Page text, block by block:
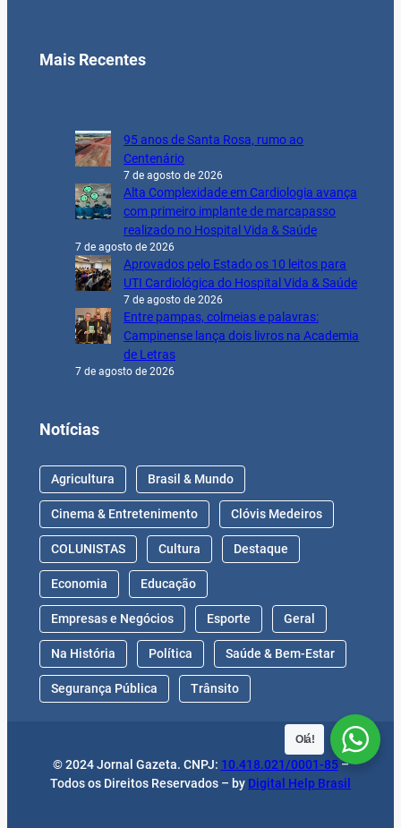
Mais Recentes
95 anos de Santa Rosa, rumo ao
Centenário
7 de agosto de 2026
Alta Complexidade em Cardiologia avança
com primeiro implante de marcapasso
realizado no Hospital Vida & Saúde
7 de agosto de 2026
Aprovados pelo Estado os 10 leitos para
UTI Cardiológica do Hospital Vida & Saúde
7 de agosto de 2026
Entre pampas, colmeias e palavras:
Campinense lança dois livros na Academia
de Letras
7 de agosto de 2026
Notícias
Agricultura Brasil & Mundo
Cinema & Entretenimento Clóvis Medeiros
COLUNISTAS Cultura Destaque
Economia Educação
Empresas e Negócios Esporte Geral
Na História Política Saúde & Bem-Estar
Segurança Pública Trânsito
© 2024 Jornal Gazeta. CNPJ: 10.418.021/0001-85–
Todos os Direitos Reservados – by Digital Help Brasil
Olá!